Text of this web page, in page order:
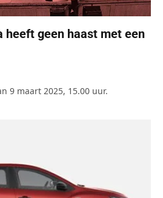
heeft geen haast met een
9 maart 2025, 15.00 uur.